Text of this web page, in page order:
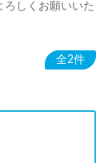
ろしくお願いいた
全2件